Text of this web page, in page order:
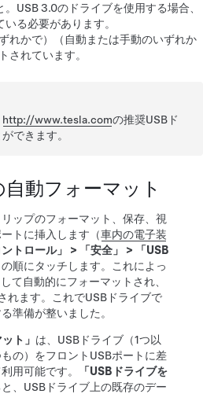
USB 3.0のドライブを使用する場合、
る必要があります。
れかで）
（自動または手動のいずれか
されています。
http://www.tesla.comの推奨USBド
できます。
動フォーマット
ップのフォーマット、保存、視
トに挿入します （車内の電子装
ントロール」 > 「安全」 >
「USB
の順にタッチします。これによっ
て自動的にフォーマットされ、
れます。これでUSBドライブで
準備が整いました。
ト」 は、USBドライブ（1つ以
の）をフロントUSBポートに差
用可能です。
「USBドライブを
、USBドライブ上の既存のデー